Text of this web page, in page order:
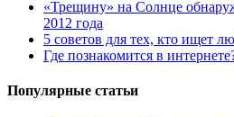
«Трещину» на Солнце
2012 года
5 советов для тех, кто ищет
Где познакомится в
Популярные статьи